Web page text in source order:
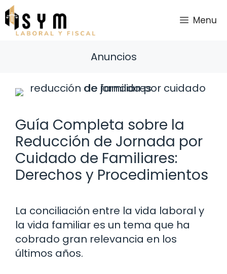
Saltar
al
contenido
Menu
Anuncios
Guía Completa sobre la
Reducción de Jornada por
Cuidado de Familiares:
Derechos y Procedimientos
La conciliación entre la vida laboral y
la vida familiar es un tema que ha
cobrado gran relevancia en los
últimos años.